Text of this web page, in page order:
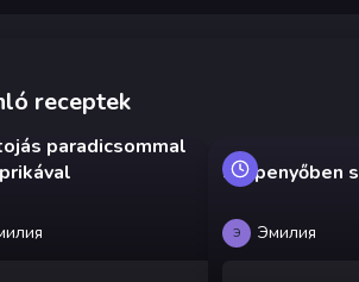
receptek
paradicsommal
Serpenyőben
Э Эмилия